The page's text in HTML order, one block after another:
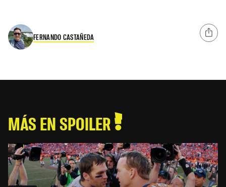
FERNANDO CASTAÑEDA
MÁS EN SPOILER